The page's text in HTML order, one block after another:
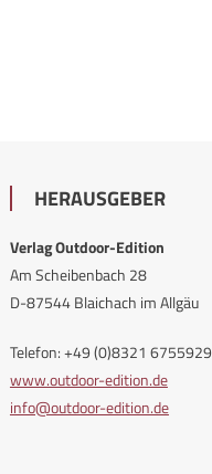
HERAUSGEBER
Verlag Outdoor-Edition
Am Scheibenbach 28
D-87544 Blaichach im Allgäu
Telefon: +49 (0)8321 6755929
www.outdoor-edition.de
info@outdoor-edition.de